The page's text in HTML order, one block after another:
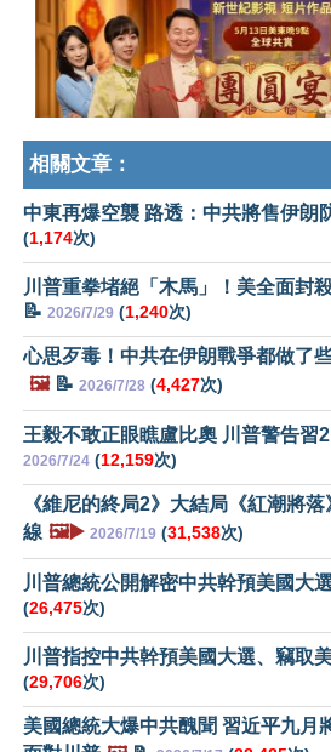
相關文章：
中東再爆空襲 路透：中共將售伊朗
(1,174次)
川普重拳堵絕「木馬」！美全面封
📝 2026/7/29 (1,240次)
心思歹毒！中共在伊朗戰爭都做了
🖼️📝 2026/7/28 (4,427次)
王毅不敢正眼瞧盧比奧 川普警告習
2026/7/24 (12,159次)
《維尼的終局2》大結局《紅潮將落
線 🖼️▶️ 2026/7/19 (31,538次)
川普總統公開解密中共幹預美國大
(26,475次)
川普指控中共幹預美國大選、竊取
(29,706次)
美國總統大爆中共醜聞 習近平九月